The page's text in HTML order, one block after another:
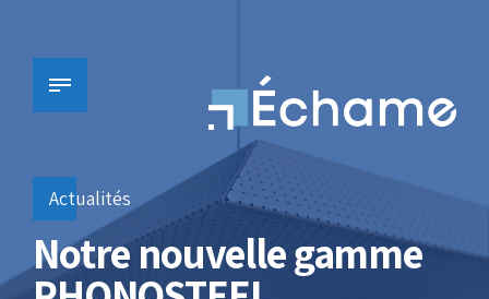
Actualités
Notre nouvelle gamme